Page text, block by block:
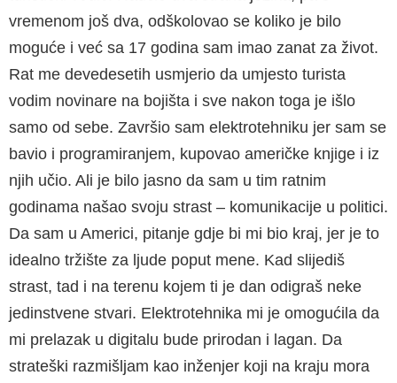
vremenom još dva, odškolovao se koliko je bilo
moguće i već sa 17 godina sam imao zanat za život.
Rat me devedesetih usmjerio da umjesto turista
vodim novinare na bojišta i sve nakon toga je išlo
samo od sebe. Završio sam elektrotehniku jer sam se
bavio i programiranjem, kupovao američke knjige i iz
njih učio. Ali je bilo jasno da sam u tim ratnim
godinama našao svoju strast – komunikacije u politici.
Da sam u Americi, pitanje gdje bi mi bio kraj, jer je to
idealno tržište za ljude poput mene. Kad slijediš
strast, tad i na terenu kojem ti je dan odigraš neke
jedinstvene stvari. Elektrotehnika mi je omogućila da
mi prelazak u digitalu bude prirodan i lagan. Da
strateški razmišljam kao inženjer koji na kraju mora